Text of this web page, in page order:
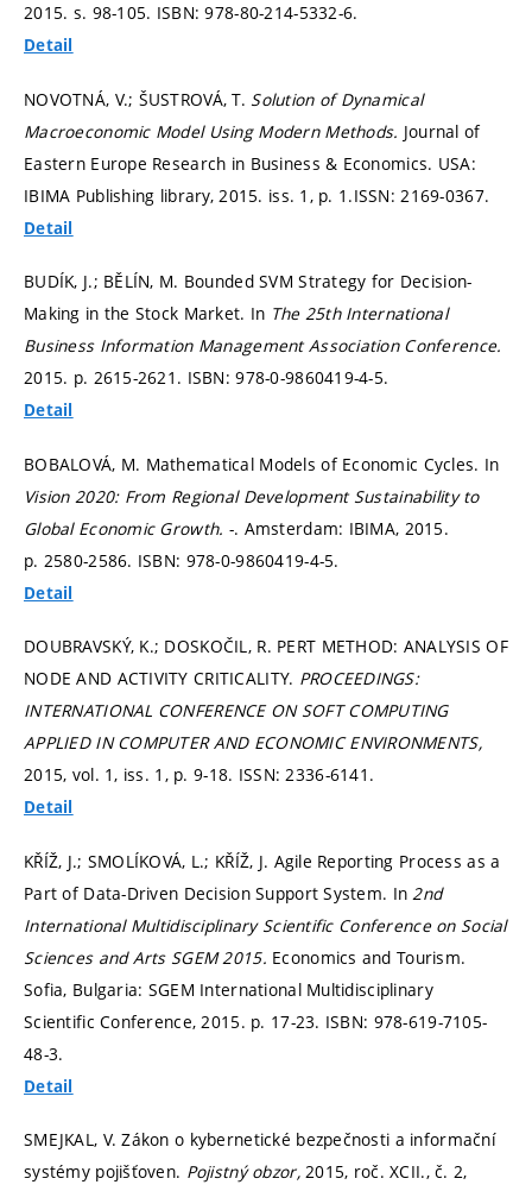
2015. s. 98-105. ISBN: 978-80-214-5332-6.
Detail
NOVOTNÁ, V.; ŠUSTROVÁ, T. Solution of Dynamical
Macroeconomic Model Using Modern Methods. Journal of
Eastern Europe Research in Business & Economics. USA:
IBIMA Publishing library, 2015. iss. 1, p. 1.ISSN: 2169-0367.
Detail
BUDÍK, J.; BĚLÍN, M. Bounded SVM Strategy for Decision-
Making in the Stock Market. In The 25th International
Business Information Management Association Conference.
2015. p. 2615-2621. ISBN: 978-0-9860419-4-5.
Detail
BOBALOVÁ, M. Mathematical Models of Economic Cycles. In
Vision 2020: From Regional Development Sustainability to
Global Economic Growth. -. Amsterdam: IBIMA, 2015.
p. 2580-2586. ISBN: 978-0-9860419-4-5.
Detail
DOUBRAVSKÝ, K.; DOSKOČIL, R. PERT METHOD: ANALYSIS OF
NODE AND ACTIVITY CRITICALITY. PROCEEDINGS:
INTERNATIONAL CONFERENCE ON SOFT COMPUTING
APPLIED IN COMPUTER AND ECONOMIC ENVIRONMENTS,
2015, vol. 1, iss. 1, p. 9-18. ISSN: 2336-6141.
Detail
KŘÍŽ, J.; SMOLÍKOVÁ, L.; KŘÍŽ, J. Agile Reporting Process as a
Part of Data-Driven Decision Support System. In 2nd
International Multidisciplinary Scientific Conference on Social
Sciences and Arts SGEM 2015. Economics and Tourism.
Sofia, Bulgaria: SGEM International Multidisciplinary
Scientific Conference, 2015. p. 17-23. ISBN: 978-619-7105-
48-3.
Detail
SMEJKAL, V. Zákon o kybernetické bezpečnosti a informační
systémy pojišťoven. Pojistný obzor,2015, roč. XCII., č. 2,